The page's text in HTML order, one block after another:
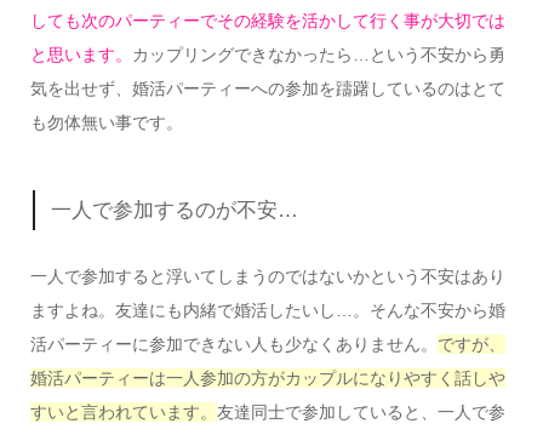
しても次のパーティーでその経験を活かして行く事が大切では
と思います。 カップリングできなかったら…という不安から勇
気を出せず、婚活パーティーへの参加を躊躇しているのはとて
も勿体無い事です。
一人で参加するのが不安…
一人で参加すると浮いてしまうのではないかという不安はあり
ますよね。友達にも内緒で婚活したいし…。そんな不安から婚
活パーティーに参加できない人も少なくありません。 ですが、
婚活パーティーは一人参加の方がカップルになりやすく話しや
すいと言われています。 友達同士で参加していると、一人で参